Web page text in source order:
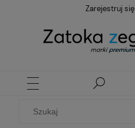
Zarejestruj się